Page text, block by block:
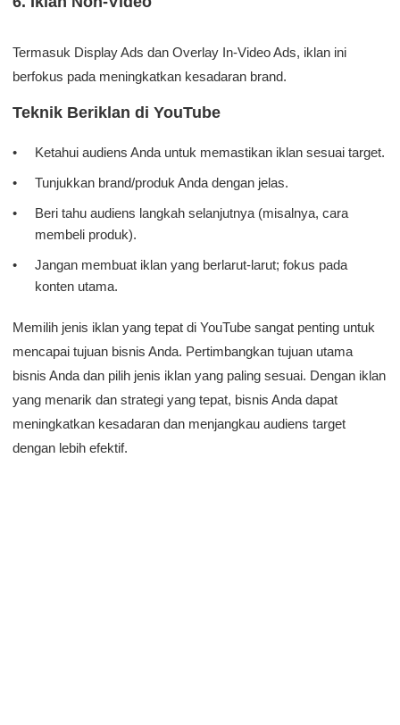
Termasuk Display Ads dan Overlay In-Video Ads, iklan ini
berfokus pada meningkatkan kesadaran brand.
Teknik Beriklan di YouTube
Ketahui audiens Anda untuk memastikan iklan sesuai target.
Tunjukkan brand/produk Anda dengan jelas.
Beri tahu audiens langkah selanjutnya (misalnya, cara
membeli produk).
Jangan membuat iklan yang berlarut-larut; fokus pada
konten utama.
Memilih jenis iklan yang tepat di YouTube sangat penting untuk
mencapai tujuan bisnis Anda. Pertimbangkan tujuan utama
bisnis Anda dan pilih jenis iklan yang paling sesuai. Dengan iklan
yang menarik dan strategi yang tepat, bisnis Anda dapat
meningkatkan kesadaran dan menjangkau audiens target
dengan lebih efektif.